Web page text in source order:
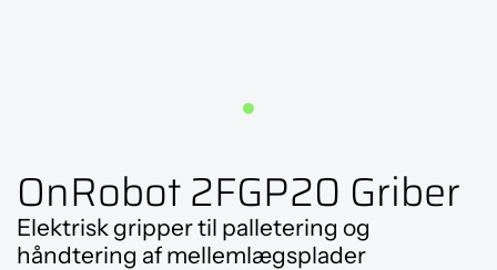
OnRobot 2FGP20 Griber
Elektrisk gripper til palletering og
håndtering af mellemlægsplader